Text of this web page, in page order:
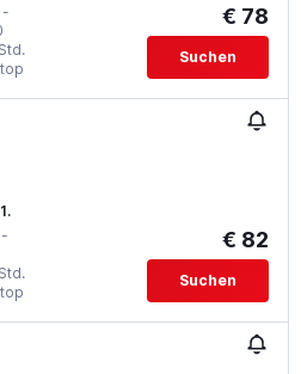
-
€ 78
Suchen
-
€ 82
Suchen